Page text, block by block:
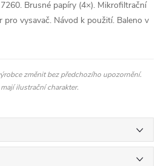
Brusné papíry (4×). Mikrofiltrační
vysavač. Návod k použití. Baleno v
změnit bez předchozího upozornění.
ilustrační charakter.